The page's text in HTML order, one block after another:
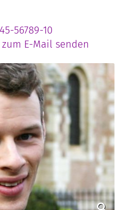
56789-10
E-Mail senden